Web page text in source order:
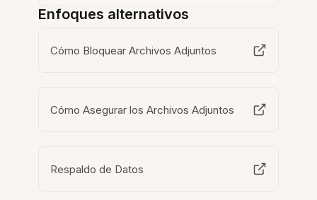
Enfoques alternativos
Cómo Bloquear Archivos Adjuntos
Cómo Asegurar los Archivos Adjuntos
Respaldo de Datos